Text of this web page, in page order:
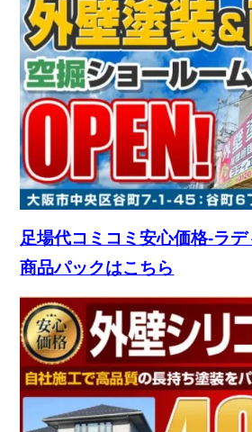
足場代コミコミ安心価格-ラ
商品パックはこちら